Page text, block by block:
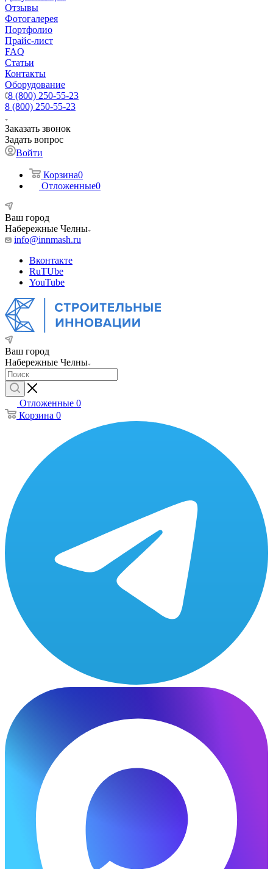
Отзывы
Фотогалерея
Портфолио
Прайс-лист
FAQ
Статьи
Контакты
Оборудование
8 (800) 250-55-23
8 (800) 250-55-23
Заказать звонок
Задать вопрос
Войти
Корзина0
Отложенные0
Ваш город
Набережные Челны
info@innmash.ru
Вконтакте
RuTUbe
YouTube
Ваш город
Набережные Челны
Отложенные 0
Корзина 0